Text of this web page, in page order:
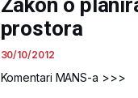
Zakon o
prostora
30/10/2012
Komentari MANS-a >>>